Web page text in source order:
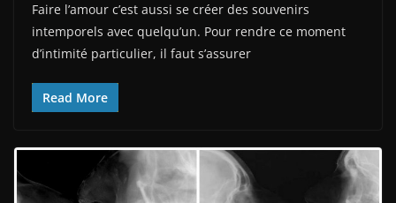
Faire l’amour c’est aussi se créer des souvenirs
intemporels avec quelqu’un. Pour rendre ce moment
d’intimité particulier, il faut s’assurer
Read More